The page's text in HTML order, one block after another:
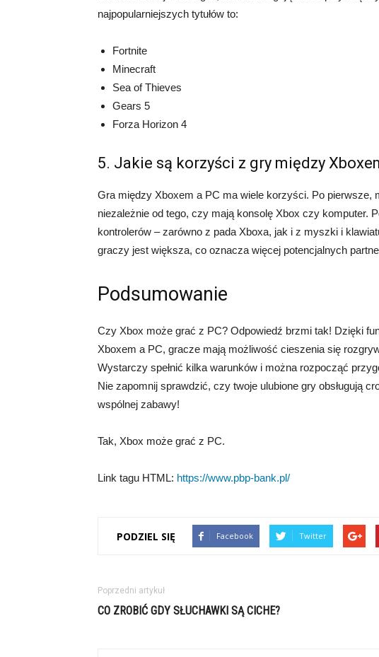
najpopularniejszych tytułów to:
Fortnite
Minecraft
Sea of Thieves
Gears 5
Forza Horizon 4
5. Jakie są korzyści z gry między
Gra między Xboxem a PC ma wiele korzyści. Po pierwsze,
niezależnie od tego, czy mają konsolę Xbox czy komputer.
kontrolerów – zarówno z pada Xboxa, jak i z myszki i
graczy jest większa, co oznacza więcej potencjalnych
Podsumowanie
Czy Xbox może grać z PC? Odpowiedź brzmi tak! Dzięki
Xboxem a PC, gracze mają możliwość cieszenia się
Wystarczy spełnić kilka warunków i można rozpocząć
Nie zapomnij sprawdzić, czy twoje ulubione gry obsługują
wspólnej zabawy!
Tak, Xbox może grać z PC.
Link tagu HTML: https://www.pbp-bank.pl/
PODZIEL SIĘ Facebook Twitter
Poprzedni artykuł
CO ZROBIĆ GDY SŁUCHAWKI SĄ CICHE?